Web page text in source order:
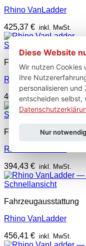
Rhino VanLadder
425,37 € inkl. MwSt.
Schnellansicht
Fahrzeugausstattung
Rhino VanLadder
402,16€ inkl. MwSt.
Schnellansicht
Fahrzeugausstattung
Rhino VanLadder
394,43 € inkl. MwSt.
Schnellansicht
Fahrzeugausstattung
Rhino VanLadder
456,41 € inkl. MwSt.
Diese Website
Wir nutzen Cookies
Ihre
personalisieren und
entscheiden selbst,
Nur